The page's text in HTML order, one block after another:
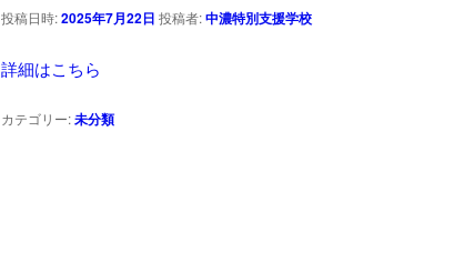
ツ
へ
へ
移
投稿日時:2025年7月22日 投稿者:中濃特別支援学校
詳細はこちら
カテゴリー:未分類